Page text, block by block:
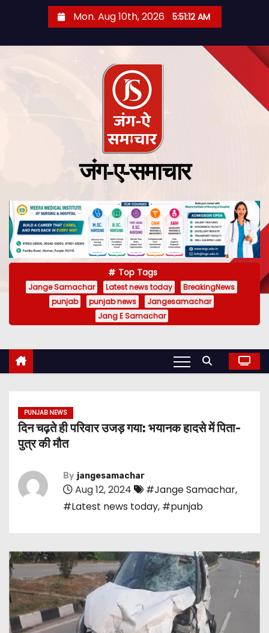
Mon. Aug 10th, 2026 5:51:13 AM
जंग-ए-समाचार
Top Tags
Jange Samachar Latest news today
BreakingNews
punjab
punjab news
Jangesamachar
Jang E Samachar
PUNJAB NEWS
दिन चढ़ते ही परिवार उजड़ गया: भयानक हादसे में पिता-
पुत्र की मौत
By jangesamachar
Aug 12, 2024 #Jange Samachar,
#Latest news today, #punjab